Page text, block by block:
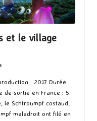
et le village
: 2017 Durée :
de sortie en France : 5
le Schtroumpf costaud,
maladroit ont filé en